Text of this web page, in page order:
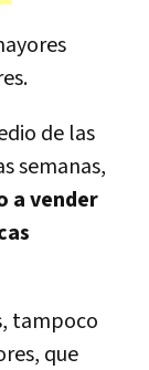
de las
semanas,
a vender
tampoco
que